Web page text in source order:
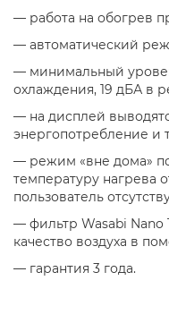
— работа на обогрев
— автоматический
— минимальный
охлаждения, 19 дБА в
— на дисплей
энергопотребление и
— режим «вне дома»
температуру нагрева
пользователь
— фильтр Wasabi Nano
качество воздуха в
— гарантия 3 года.